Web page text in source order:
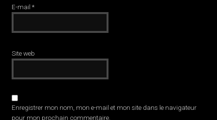
E-mail *
Site web
Enregistrer mon nom, mon e-mail et mon site dans le navigateur
pour mon prochain commentaire.